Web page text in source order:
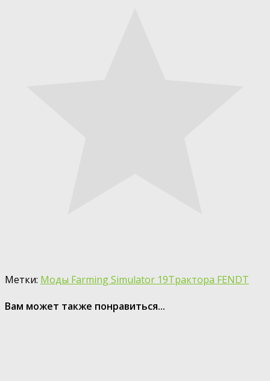
Метки: Моды Farming Simulator 19Трактора FENDT
Вам может также понравиться...